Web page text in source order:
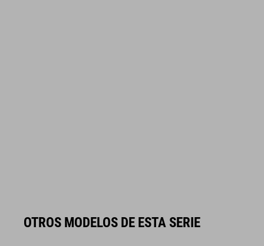
OTROS MODELOS DE ESTA SERIE